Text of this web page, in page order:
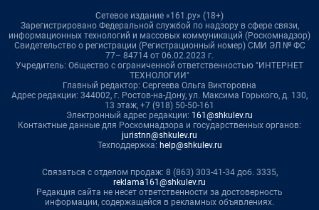
Сетевое издание «161.ру» (18+)
Зарегистрировано Федеральной службой по надзору в сфере связи,
информационных технологий и массовых коммуникаций (Роскомнадзор)
Свидетельство о регистрации (Регистрационный номер) СМИ ЭЛ № ФС
77– 84714 от 06.02.2023 г.
Учредитель: Общество с ограниченной ответственностью "ИНТЕРНЕТ
ТЕХНОЛОГИИ"
Главный редактор: Сергеева Ольга Викторовна
Адрес редакции: 344002, г. Ростов-на-Дону, ул. Максима Горького, д. 130,
13 этаж, +7 (918) 50-50-161
Электронный адрес редакции: 161@shkulev.ru
Контактные данные для Роскомнадзора и государственных органов:
juristnn@shkulev.ru
Техподдержка: help@shkulev.ru
Связаться с отделом продаж: 8 (863) 303-41-34 доб. 3335,
reklama161@shkulev.ru
Редакция сайта не несет ответственности за достоверность
информации, содержащейся в рекламных объявлениях.